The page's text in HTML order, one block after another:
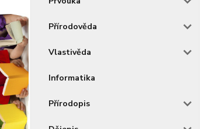
Přírodověda
Vlastivěda
Informatika
Přírodopis